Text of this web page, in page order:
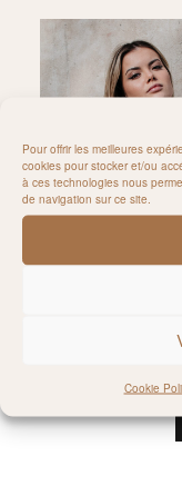
Pour offrir les meilleures
cookies pour stocker et/ou
à ces technologies nous
de navigation sur ce site.
Cookie